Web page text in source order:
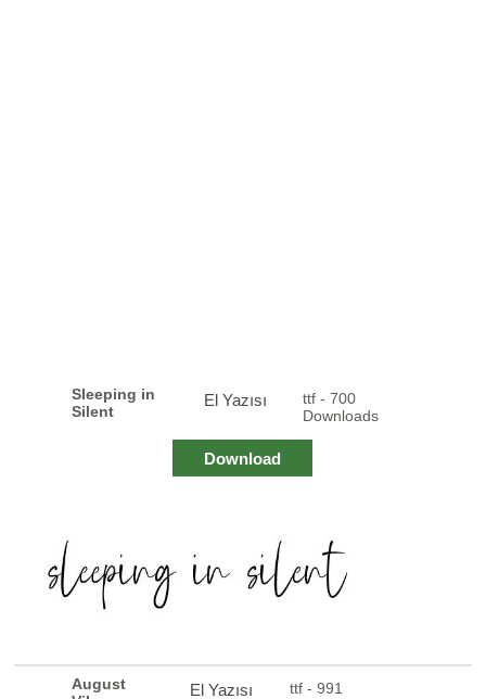
Sleeping in
Silent
El Yazısı
ttf - 700
Downloads
Download
August
El Yazısı
ttf - 991